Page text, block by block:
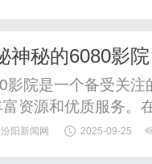
神秘的6080影院
影院是一个备受关
富资源和优质服务。
电影，包括最新上
汾阳新闻网 2025-09-25